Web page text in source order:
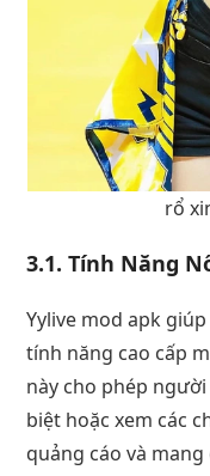
rổ
3.1. Tính Năng
Yylive mod apk
tính năng cao cấp
này cho phép
biệt hoặc xem các
quảng cáo và